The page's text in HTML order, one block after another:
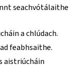
seachvótálaithe
a chlúdach.
feabhsaithe.
aistriúcháin